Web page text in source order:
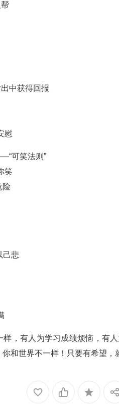
中获得回报
慰
可笑法则”
笑
险
己悲
，有人为学习成绩烦恼，有
和世界不一样！只要有希望，